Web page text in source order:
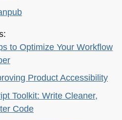
to Optimize Your Workflow
Product Accessibility
Toolkit: Write Cleaner,
Code